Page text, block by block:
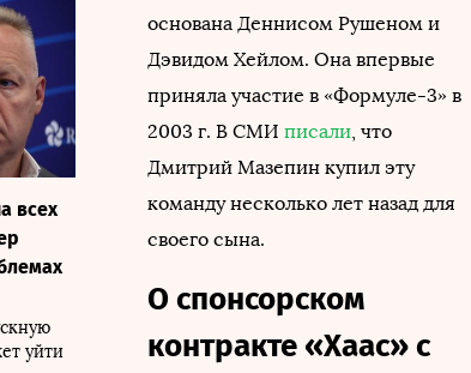
всех
уйти
основана Деннисом Рушеном и
Дэвидом Хейлом. Она впервые
приняла участие в «Формуле-3» в
2003 г. В СМИ писали , что
Дмитрий Мазепин купил эту
команду несколько лет назад для
своего сына.
О спонсорском
контракте «Хаас» с